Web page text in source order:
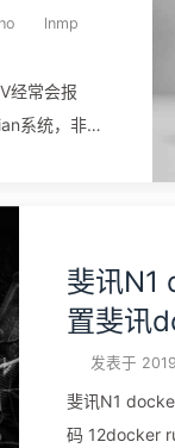
control/wiki/
/var/run/
lnmp
经常会报
系统，非常
从路由器找
码1234第一
令就可以
后，断电，
斐讯N1
置斐讯
发表于
斐讯N1 docker安装
码 12docker